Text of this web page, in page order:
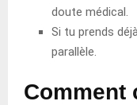
doute médical.
Si tu prends
parallèle.
Comment